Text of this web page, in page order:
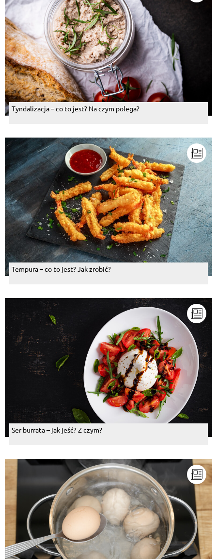
Tyndalizacja – co to jest? Na czym polega?
Tempura – co to jest? Jak zrobić?
Ser burrata – jak jeść? Z czym?